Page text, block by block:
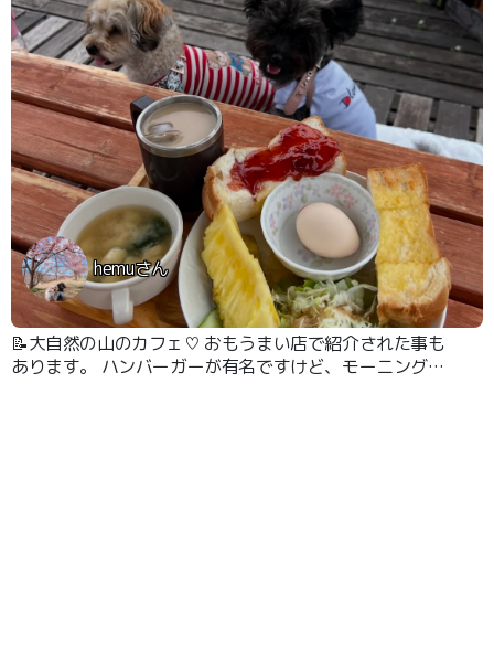
hemuさん
📝大自然の山のカフェ♡ おもうまい店で紹介された事も
あります。 ハンバーガーが有名ですけど、モーニングも